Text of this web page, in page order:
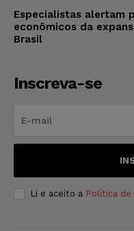
Especialistas alertam
econômicos da
Brasil
Inscreva-se
Li e aceito a Política de